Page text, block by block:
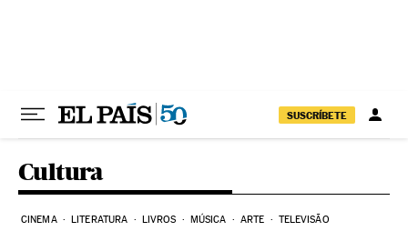
SUSCRÍBETE
Cultura
CINEMA LITERATURA LIVROS MÚSICA ARTE TELEVISÃO